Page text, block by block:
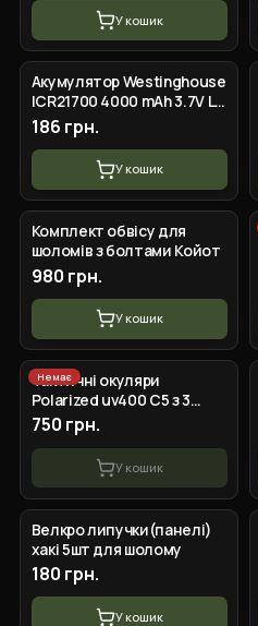
У кошик
Акумулятор Westinghouse
ICR21700 4000 mAh 3.7V Li-
ion без плати захисту Flat
186 грн.
У кошик
Комплект обвісу для
шоломів з болтами Койот
980 грн.
У кошик
Немає
Тактичні окуляри
Polarized uv400 C5 з 3
лінзами та Койот оправа
750 грн.
У кошик
Велкро липучки(панелі)
хакі 5шт для шолому
180 грн.
У кошик